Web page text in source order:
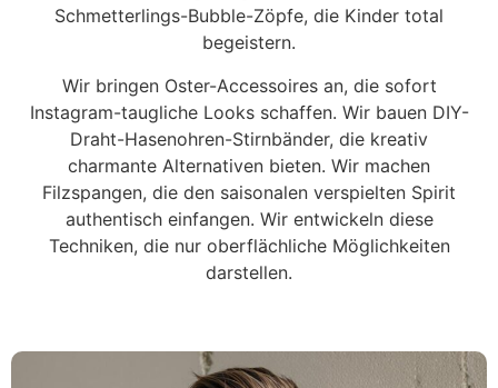
Schmetterlings-Bubble-Zöpfe, die Kinder total
begeistern.
Wir bringen Oster-Accessoires an, die sofort
Instagram-taugliche Looks schaffen. Wir bauen DIY-
Draht-Hasenohren-Stirnbänder, die kreativ
charmante Alternativen bieten. Wir machen
Filzspangen, die den saisonalen verspielten Spirit
authentisch einfangen. Wir entwickeln diese
Techniken, die nur oberflächliche Möglichkeiten
darstellen.